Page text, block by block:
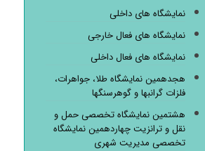
نمایشگاه های داخلی
نمایشگاه های فعال خارجی
نمایشگاه های فعال داخلی
هجدهمین نمایشگاه طلا، جواهرات،
فلزات گرانبها و گوهرسنگها
هشتمین نمایشگاه تخصصی حمل و
نقل و ترانزیت چهاردهمین نمایشگاه
تخصصی مدیریت شهری